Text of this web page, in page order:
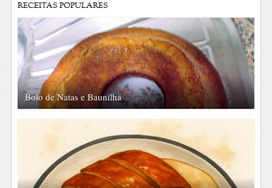
RECEITAS POPULARES
Bolo de Natas e Baunilha